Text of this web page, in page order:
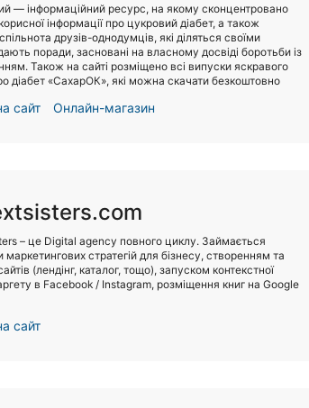
— інформаційний ресурс, на якому сконцентровано
інформації про цукровий діабет, а також
друзів-однодумців, які діляться своїми
поради, засновані на власному досвіді боротьби із
Також на сайті розміщено всі випуски яскравого
діабет «СахарОК», які можна скачати безкоштовно
сайт Онлайн-магазин
– це Digital agency повного циклу. Займається
маркетингових стратегій для бізнесу, створенням та
(лендінг, каталог, тощо), запуском контекстної
в Facebook / Instagram, розміщення книг на Google
сайт